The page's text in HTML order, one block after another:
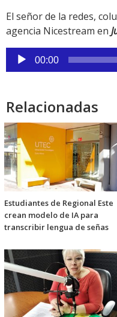
El señor de la redes,
agencia Nicestream en
Reproductor
de
00:00
Relacionadas
Estudiantes de Regional Este
crean modelo de IA para
transcribir lengua de señas